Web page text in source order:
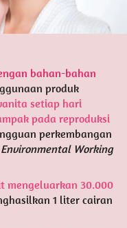
bahan-bahan
produk
setiap hari
pada reproduksi
perkembangan
Working
mengeluarkan 30.000
1 liter cairan